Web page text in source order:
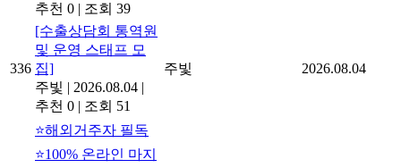
추천 0 | 조회 39
336
[수출상담회 통역원
및 운영 스태프 모
집]
주빛 | 2026.08.04 |
추천 0 | 조회 51
주빛 2026.08.04
⭐해외거주자 필독
⭐100% 온라인 마지